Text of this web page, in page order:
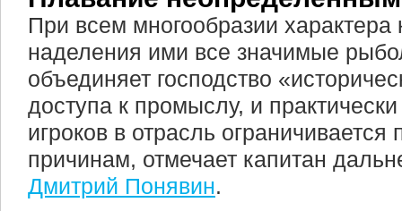
При всем многообразии характера
наделения ими все значимые
объединяет господство
доступа к промыслу, и
игроков в отрасль
причинам, отмечает капитан
Дмитрий Понявин.